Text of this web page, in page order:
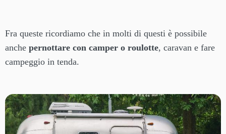
Fra queste ricordiamo che in molti di questi è possibile
anche pernottare con camper o roulotte, caravan e fare
campeggio in tenda.